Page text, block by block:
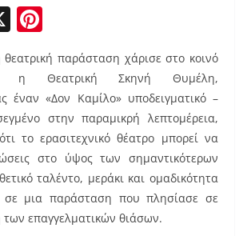
X
nt
er
e
st
θεατρική παράσταση χάρισε στο κοινό
η Θεατρική Σκηνή Θυμέλη,
έναν «Δον Καμίλο» υποδειγματικό –
στην παραμικρή λεπτομέρεια,
το ερασιτεχνικό θέατρο μπορεί να
στο ύψος των σημαντικότερων
ταλέντο, μεράκι και ομαδικότητα
σε μια παράσταση που πλησίασε σε
επαγγελματικών θιάσων.